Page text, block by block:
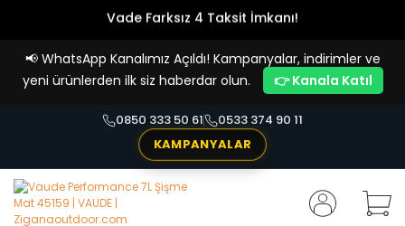
Vade Farksız 4 Taksit İmkanı!
📢 WhatsApp Kanalımız Açıldı! Kampanyalar, indirimler ve
yeni ürünlerden ilk siz haberdar olun.
👉 Kanala Katıl
0850 333 50 61
0533 374 90 11
KAMPANYALAR